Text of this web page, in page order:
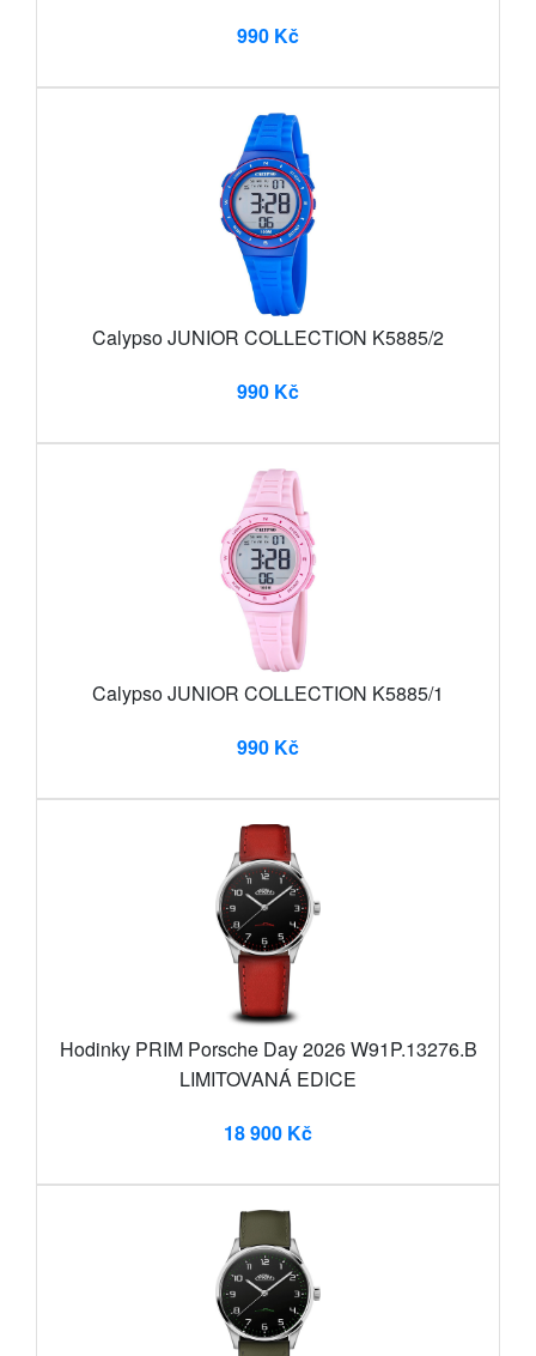
990 Kč
Calypso JUNIOR COLLECTION K5885/2
990 Kč
Calypso JUNIOR COLLECTION K5885/1
990 Kč
Hodinky PRIM Porsche Day 2026 W91P.13276.B
LIMITOVANÁ EDICE
18 900 Kč